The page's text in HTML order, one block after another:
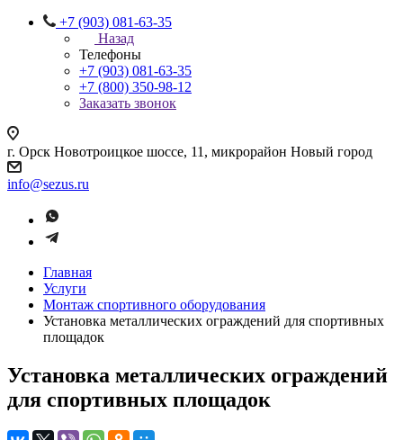
+7 (903) 081-63-35
Назад
Телефоны
+7 (903) 081-63-35
+7 (800) 350-98-12
Заказать звонок
г. Орск Новотроицкое шоссе, 11, микрорайон Новый город
info@sezus.ru
Главная
Услуги
Монтаж спортивного оборудования
Установка металлических ограждений для спортивных
площадок
Установка металлических ограждений
для спортивных площадок